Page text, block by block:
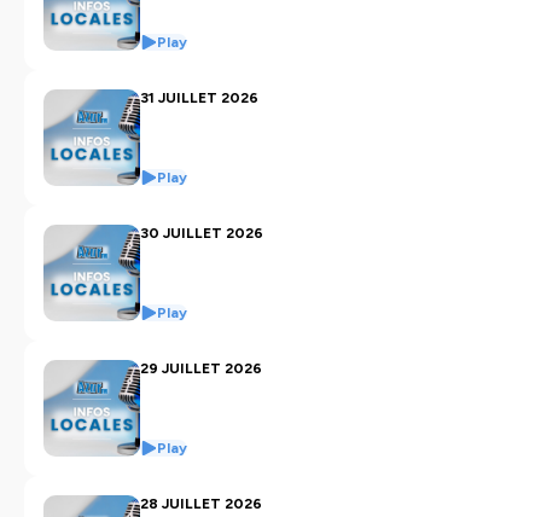
Play
31 JUILLET 2026
Play
30 JUILLET 2026
Play
29 JUILLET 2026
Play
28 JUILLET 2026